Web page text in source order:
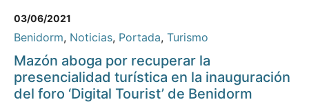
03/06/2021
Benidorm, Noticias, Portada, Turismo
Mazón aboga por recuperar la
presencialidad turística en la inauguración
del foro ‘Digital Tourist’ de Benidorm